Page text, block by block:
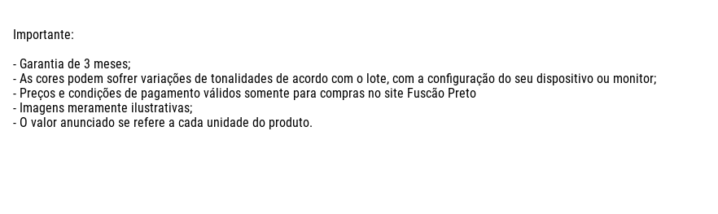
Importante:
- Garantia de 3 meses;
- As cores podem sofrer variações de tonalidades de acordo com o lote, com a configuração do seu dispositivo ou monitor;
- Preços e condições de pagamento válidos somente para compras no site Fuscão Preto
- Imagens meramente ilustrativas;
- O valor anunciado se refere a cada unidade do produto.